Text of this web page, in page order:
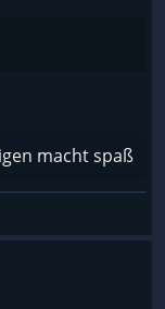
macht spaß